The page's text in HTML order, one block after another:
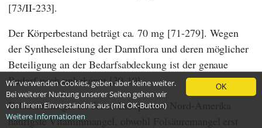
[73/II-233].
Der Körperbestand beträgt ca. 70 mg [71-279]. Wegen
der Syntheseleistung der Darmflora und deren möglicher
Beteiligung an der Bedarfsabdeckung ist der genaue
Bedarf noch unbekannt [39-19].
Folsäuremangel ist der in Europa und Nord-Amerika
häufigste Vitaminmangel, obwohl Folsäuremangel erst
OK
Wir verwenden Cookies, geben aber keine weiter.
Bei weiterer Nutzung unserer Seiten gehen wir
von Ihrem Einverständnis aus (mit OK-Button)
Weitere Informationen